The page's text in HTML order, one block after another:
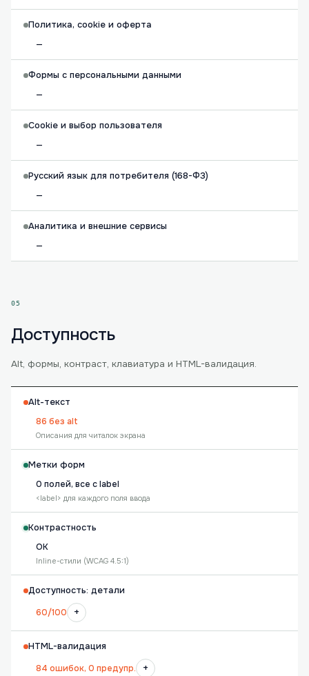
Политика, cookie и оферта
—
Формы с персональными данными
—
Cookie и выбор пользователя
—
Русский язык для потребителя (168-ФЗ)
—
Аналитика и внешние сервисы
—
05
Доступность
Alt, формы, контраст, клавиатура и HTML-валидация.
Alt-текст
86 без alt
Описания для читалок экрана
Метки форм
0 полей, все с label
<label> для каждого поля ввода
Контрастность
OK
Inline-стили (WCAG 4.5:1)
Доступность: детали
60/100
+
HTML-валидация
84 ошибок, 0 предупр.
+